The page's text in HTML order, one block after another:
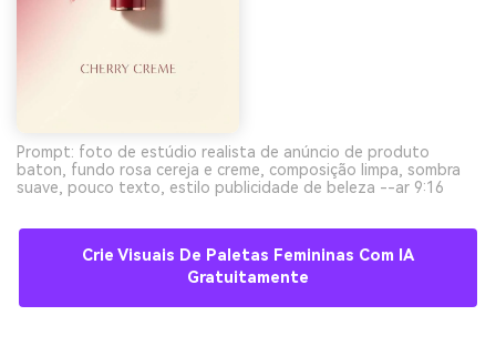
Prompt: foto de estúdio realista de anúncio de produto
baton, fundo rosa cereja e creme, composição limpa, sombra
suave, pouco texto, estilo publicidade de beleza --ar 9:16
Crie Visuais De Paletas Femininas Com IA
Gratuitamente